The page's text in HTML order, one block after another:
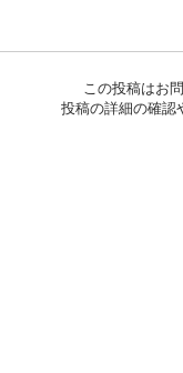
この投稿はお
投稿の詳細の確認